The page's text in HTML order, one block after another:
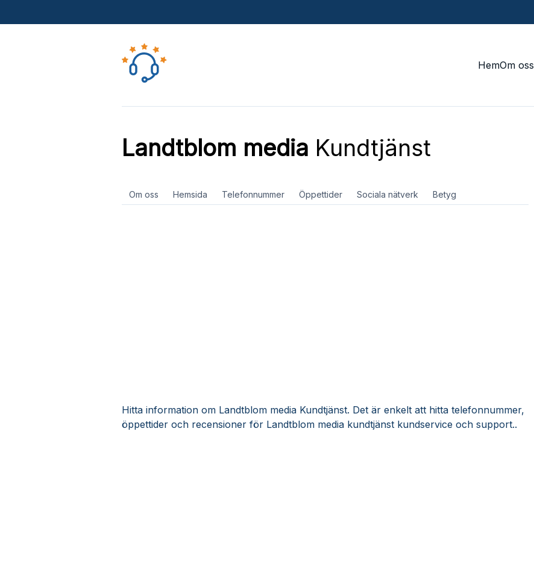
HemOm oss
Landtblom media Kundtjänst
Om oss Hemsida Telefonnummer Öppettider Sociala nätverk Betyg
Hitta information om Landtblom media Kundtjänst. Det är enkelt att hitta telefonnummer,
öppettider och recensioner för Landtblom media kundtjänst kundservice och support..